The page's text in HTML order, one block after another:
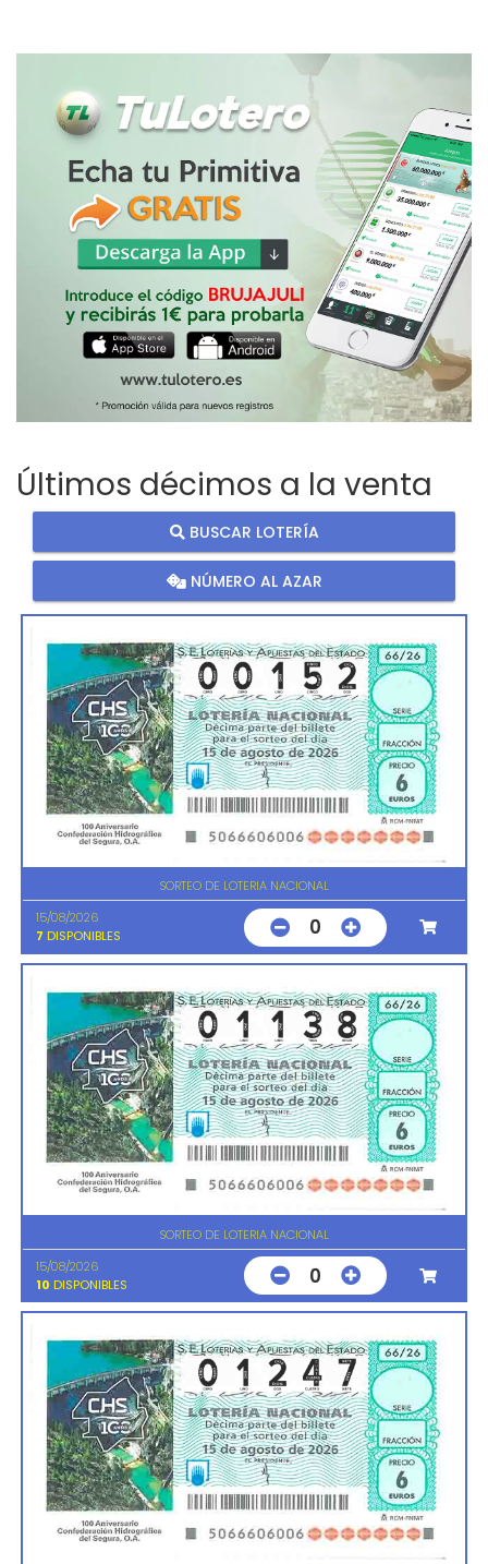
Últimos décimos a la venta
BUSCAR LOTERÍA
NÚMERO AL AZAR
SORTEO DE LOTERIA NACIONAL
15/08/2026
7 DISPONIBLES 0
SORTEO DE LOTERIA NACIONAL
15/08/2026
10 DISPONIBLES 0